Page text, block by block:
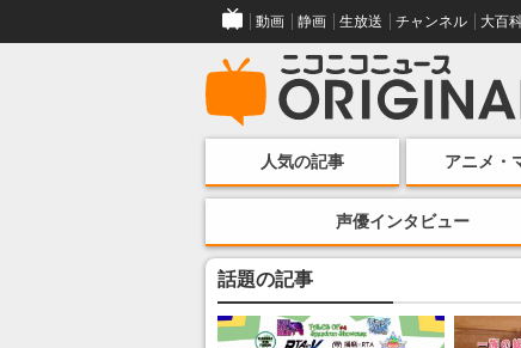
動画 静画 生放送 チャンネル 大百
人気の記事 アニメ・
声優インタビュー
話題の記事